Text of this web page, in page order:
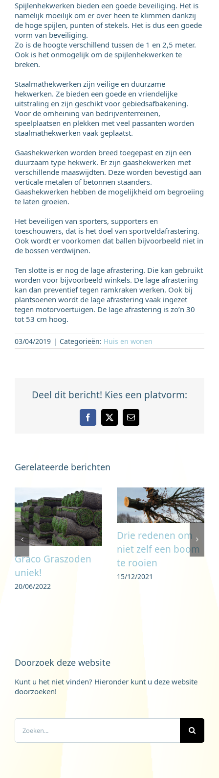
Spijlenhekwerken bieden een goede beveiliging. Het is
namelijk moeilijk om er over heen te klimmen dankzij
de hoge spijlen, punten of stekels. Het is dus een goede
vorm van beveiliging.
Zo is de hoogte verschillend tussen de 1 en 2,5 meter.
Ook is het onmogelijk om de spijlenhekwerken te
breken.
Staalmathekwerken zijn veilige en duurzame
hekwerken. Ze bieden een goede en vriendelijke
uitstraling en zijn geschikt voor gebiedsafbakening.
Voor de omheining van bedrijventerreinen,
speelplaatsen en plekken met veel passanten worden
staalmathekwerken vaak geplaatst.
Gaashekwerken worden breed toegepast en zijn een
duurzaam type hekwerk. Er zijn gaashekwerken met
verschillende maaswijdten. Deze worden bevestigd aan
verticale metalen of betonnen staanders.
Gaashekwerken hebben de mogelijkheid om begroeiing
te laten groeien.
Het beveiligen van sporters, supporters en
toeschouwers, dat is het doel van sportveldafrastering.
Ook wordt er voorkomen dat ballen bijvoorbeeld niet in
de bossen verdwijnen.
Ten slotte is er nog de lage afrastering. Die kan gebruikt
worden voor bijvoorbeeld winkels. De lage afrastering
kan dan preventief tegen ramkraken werken. Ook bij
plantsoenen wordt de lage afrastering vaak ingezet
tegen motorvoertuigen. De lage afrastering is zo’n 30
tot 53 cm hoog.
03/04/2019 | Categorieën: Huis en wonen
Deel dit bericht! Kies een platvorm:
Facebook
X
E-
mail
Gerelateerde berichten
Graco Graszoden
uniek!
20/06/2022
Drie redenen om
niet zelf een boom
te rooien
15/12/2021
Doorzoek deze website
Kunt u het niet vinden? Hieronder kunt u deze website
doorzoeken!
Zoeken
naar: